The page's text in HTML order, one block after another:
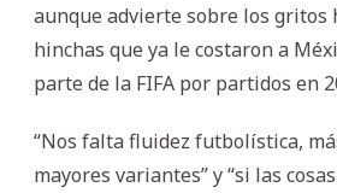
aunque advierte sobre los gritos
hinchas que ya le costaron a
parte de la FIFA por partidos en
“Nos falta fluidez futbolística,
mayores variantes” y “si las